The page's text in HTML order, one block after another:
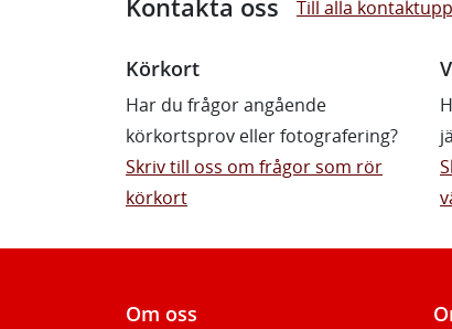
Kontakta oss Till alla
Körkort
Har du frågor angående
körkortsprov eller fotografering?
Skriv till oss om frågor som rör
körkort
Om oss